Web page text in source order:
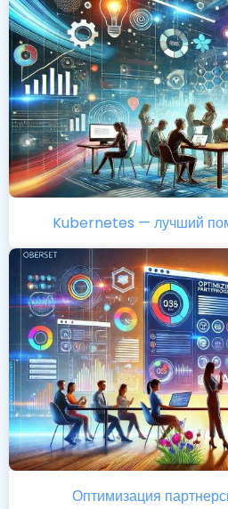
Kubernetes — лучший
Оптимизация